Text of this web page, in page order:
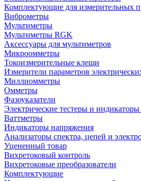
Комплектующие для измерительных
Виброметры
Мультиметры
Мультиметры RGK
Аксессуары для мультиметров
Микроомметры
Токоизмерительные клещи
Измерители параметров
Миллиомметры
Омметры
Фазоуказатели
Электрические тестеры и индикаторы
Ваттметры
Индикаторы напряжения
Анализаторы спектра, цепей и
Уцененный товар
Вихретоковый контроль
Вихретоковые преобразователи
Комплектующие